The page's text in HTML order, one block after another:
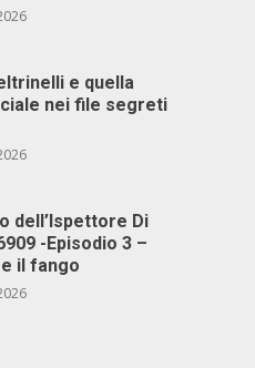
e quella
nei file segreti
dell’Ispettore Di
-Episodio 3 –
il fango